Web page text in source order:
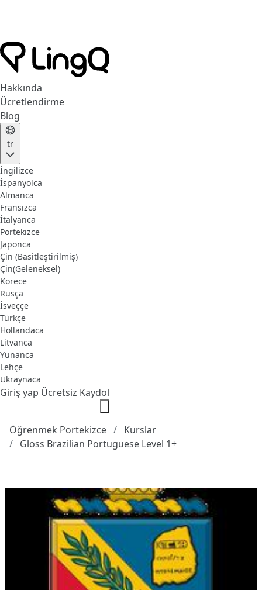
Hakkında
Ücretlendirme
Blog
tr
İngilizce
İspanyolca
Almanca
Fransızca
İtalyanca
Portekizce
Japonca
Çin (Basitleştirilmiş)
Çin(Geleneksel)
Korece
Rusça
İsveççe
Türkçe
Hollandaca
Litvanca
Yunanca
Lehçe
Ukraynaca
Giriş yap Ücretsiz Kaydol
Öğrenmek Portekizce
Kurslar
Gloss Brazilian Portuguese Level 1+